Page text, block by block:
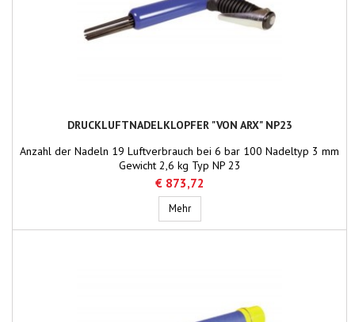
DRUCKLUFTNADELKLOPFER "VON ARX" NP23
Anzahl der Nadeln 19 Luftverbrauch bei 6 bar 100 Nadeltyp 3 mm
Gewicht 2,6 kg Typ NP 23
€ 873,72
MehrDruckluftnadelklopfer "von Arx" NP23